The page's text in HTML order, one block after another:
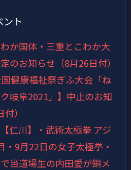
ト
わか国体・三重とこわか大
のお知らせ（8月26日付）
国健康福祉祭ぎふ大会「ね
岐阜2021」】中止のお知
）
仁川】・武術太極拳 アジ
・9月22日の女子太極拳・
当道場生の内田愛が銅メ